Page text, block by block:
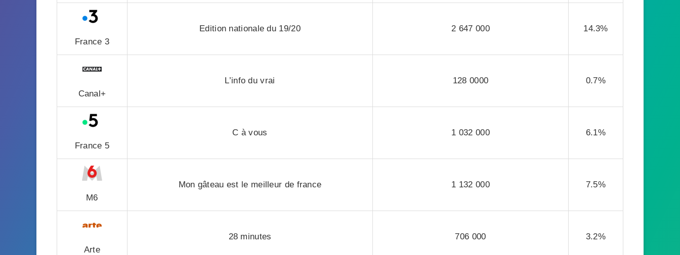
France 3
Edition nationale du 19/20 2 647 000 14.3%
Canal+
L’info du vrai 128 0000 0.7%
France 5
C à vous 1 032 000 6.1%
M6
Mon gâteau est le meilleur de france 1 132 000 7.5%
Arte
28 minutes 706 000 3.2%